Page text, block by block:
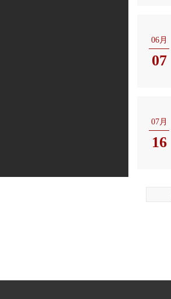
06月
07
07月
16